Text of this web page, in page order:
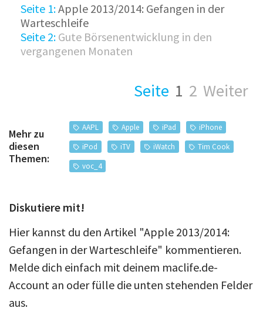
Seite 1:Apple 2013/2014: Gefangen in der
Warteschleife
Seite 2: Gute Börsenentwicklung in den
vergangenen Monaten
Seite 1 2 Weiter
Mehr zu
diesen
Themen:
AAPL Apple iPad
iPhone
iPod
iTV iWatch
Tim Cook
voc_4
Diskutiere mit!
Hier kannst du den Artikel "Apple 2013/2014:
Gefangen in der Warteschleife" kommentieren.
Melde dich einfach mit deinem maclife.de-
Account an oder fülle die unten stehenden Felder
aus.